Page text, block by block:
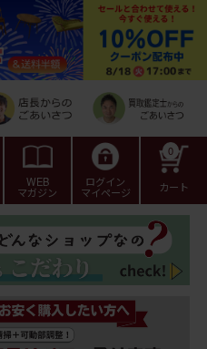
WEB
マガジン
ログイン
マイページ カート
0